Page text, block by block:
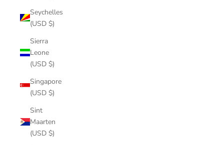
Seychelles
(USD $)
Sierra
Leone
(USD $)
Singapore
(USD $)
Sint
Maarten
(USD $)